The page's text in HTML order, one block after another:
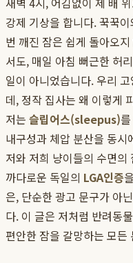
강제 기상을 합니다. 꾹꾹
번 깨진 잠은 쉽게 돌아오
서도, 매일 아침 뻐근한 허
일이 아니었습니다. 우리
데, 정작 집사는 왜 이렇게
저는 슬립어스(sleepus)
내구성과 체압 분산을 동시
저와 저희 냥이들의 수면의
까다로운 독일의 LGA인증
은, 단순한 광고 문구가 아
다. 이 글은 저처럼 반려동
편안한 잠을 갈망하는 모